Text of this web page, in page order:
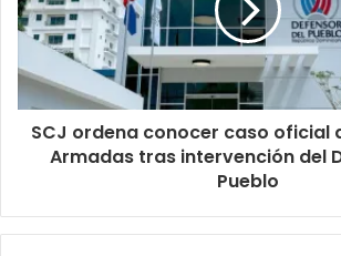
SCJ ordena conocer caso oficial
Armadas tras intervención del
Pueblo